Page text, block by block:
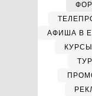
АФИША В